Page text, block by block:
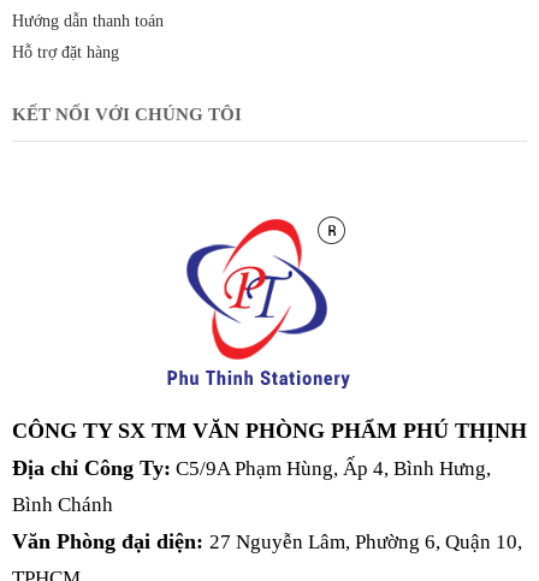
Hướng dẫn thanh toán
Hỗ trợ đặt hàng
KẾT NỐI VỚI CHÚNG TÔI
CÔNG TY SX TM VĂN PHÒNG PHẨM PHÚ THỊNH
Địa chỉ Công Ty: C5/9A Phạm Hùng, Ấp 4, Bình Hưng,
Bình Chánh
Văn Phòng đại diện: 27 Nguyễn Lâm, Phường 6, Quận 10,